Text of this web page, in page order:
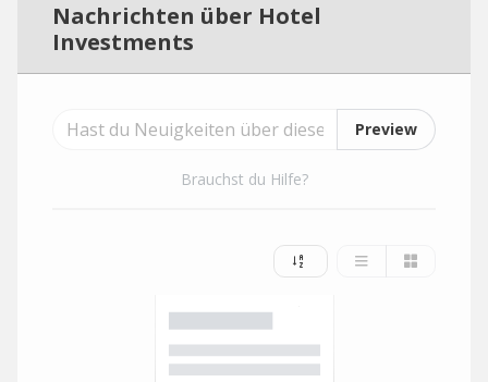
Nachrichten über Hotel
Investments
Preview
Brauchst du Hilfe?